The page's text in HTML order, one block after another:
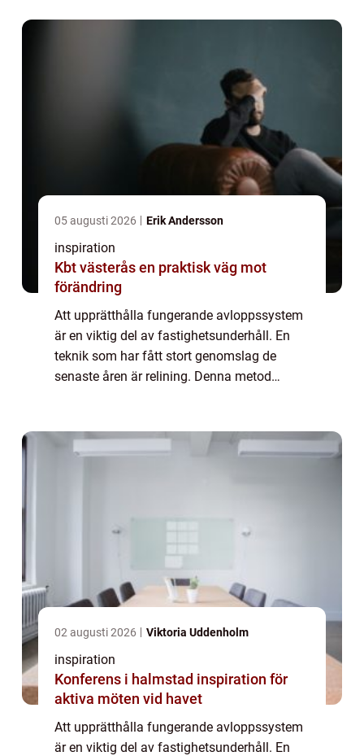
05 augusti 2026 Erik Andersson
inspiration
Kbt västerås en praktisk väg mot
förändring
Att upprätthålla fungerande avloppssystem
är en viktig del av fastighetsunderhåll. En
teknik som har fått stort genomslag de
senaste åren är relining. Denna metod
02 augusti 2026 Viktoria Uddenholm
inspiration
Konferens i halmstad inspiration för
aktiva möten vid havet
Att upprätthålla fungerande avloppssystem
är en viktig del av fastighetsunderhåll. En